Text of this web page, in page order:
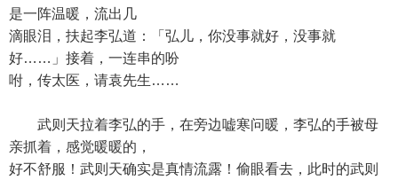
是一阵温暖，流出几
滴眼泪，扶起李弘道：「弘儿，你没事就好，没事就
好……」接着，一连串的吩
咐，传太医，请袁先生……
武则天拉着李弘的手，在旁边嘘寒问暖，李弘的手被母
亲抓着，感觉暖暖的，
好不舒服！武则天确实是真情流露！偷眼看去，此时的武则